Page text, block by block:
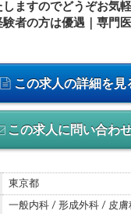
ますのでどうぞお気
者の方は優遇｜専門
この求人の詳細を見
この求人に問い合わ
東京都
一般内科 / 形成外科 / 皮